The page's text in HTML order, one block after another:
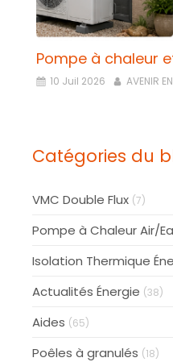
Pompe à chaleur
10 Juil 2026 AVENIR
Catégories du
VMC Double Flux (7)
Pompe à Chaleur Air/
Isolation Thermique
Actualités Énergie (38)
Aides (65)
Poêles à granulés (18)